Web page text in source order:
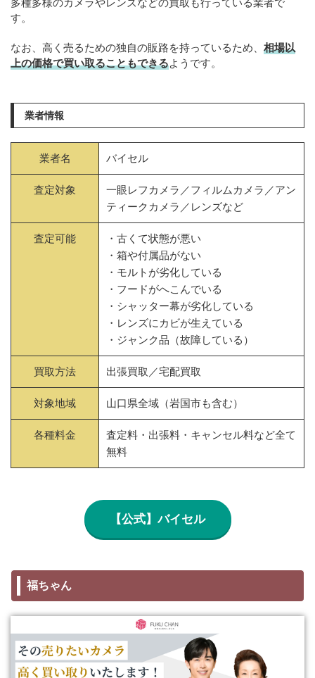
す。
なお、高く売るための独自の販路を持っているため、 相場以
上の価格で買い取ることもできるようです。
業者情報
業者名 バイセル
査定対象
一眼レフカメラ／フィルムカメラ／アン
ティークカメラ／レンズなど
査定可能
・古くて状態が悪い
・箱や付属品がない
・モルトが劣化している
・フードがへこんでいる
・シャッター幕が劣化している
・レンズにカビが生えている
・ジャンク品（故障している）
買取方法 出張買取／宅配買取
対象地域 山口県全域（岩国市も含む）
各種料金
査定料・出張料・キャンセル料など全て
無料
【公式】バイセル
福ちゃん